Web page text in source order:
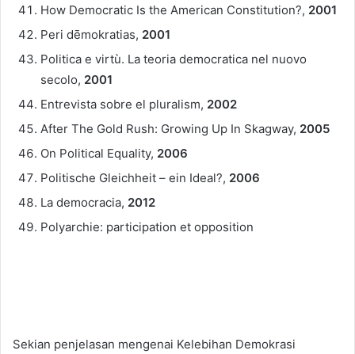
How Democratic Is the American Constitution?, 2001
Peri dēmokratias, 2001
Politica e virtù. La teoria democratica nel nuovo
secolo, 2001
Entrevista sobre el pluralism, 2002
After The Gold Rush: Growing Up In Skagway, 2005
On Political Equality, 2006
Politische Gleichheit – ein Ideal?, 2006
La democracia, 2012
Polyarchie: participation et opposition
Sekian penjelasan mengenai Kelebihan Demokrasi